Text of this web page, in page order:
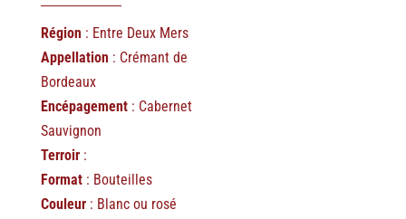
Région : Entre Deux Mers
Appellation : Crémant de
Bordeaux
Encépagement: Cabernet
Sauvignon
Terroir:
Format: Bouteilles
Couleur: Blanc ou rosé